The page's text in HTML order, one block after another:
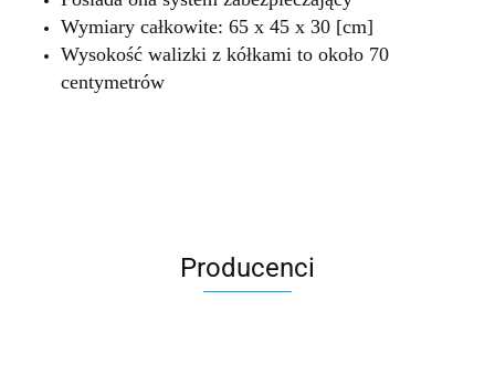
Wymiary całkowite: 65 x 45 x 30 [cm]
Wysokość walizki z kółkami to około 70
centymetrów
Producenci